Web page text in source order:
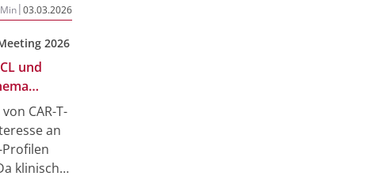
|03.03.2026
2026
und
CAR-T-
an
klinische